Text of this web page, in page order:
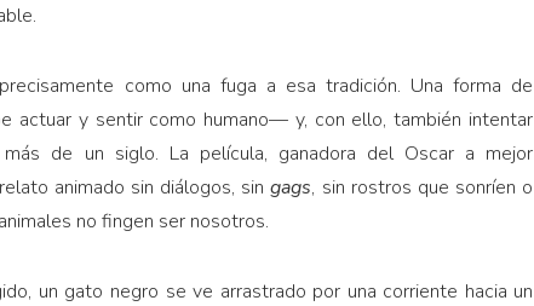
como una fuga a esa tradición. Una forma de
y sentir como humano— y, con ello, también intentar
de un siglo. La película, ganadora del Oscar a mejor
animado sin diálogos, singags, sin rostros que sonríen o
no fingen ser nosotros.
un gato negro se ve arrastrado por una corriente hacia un